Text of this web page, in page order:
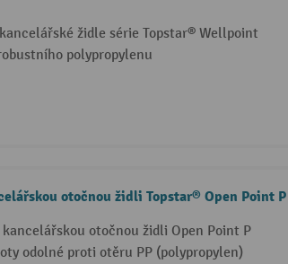
židle série Topstar® Wellpoint
polypropylenu
otočnou židli Topstar® Open Point P
otočnou židli Open Point P
odolné proti otěru PP (polypropylen)